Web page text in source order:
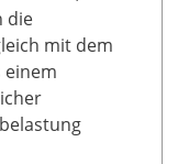
die
mit dem
einem